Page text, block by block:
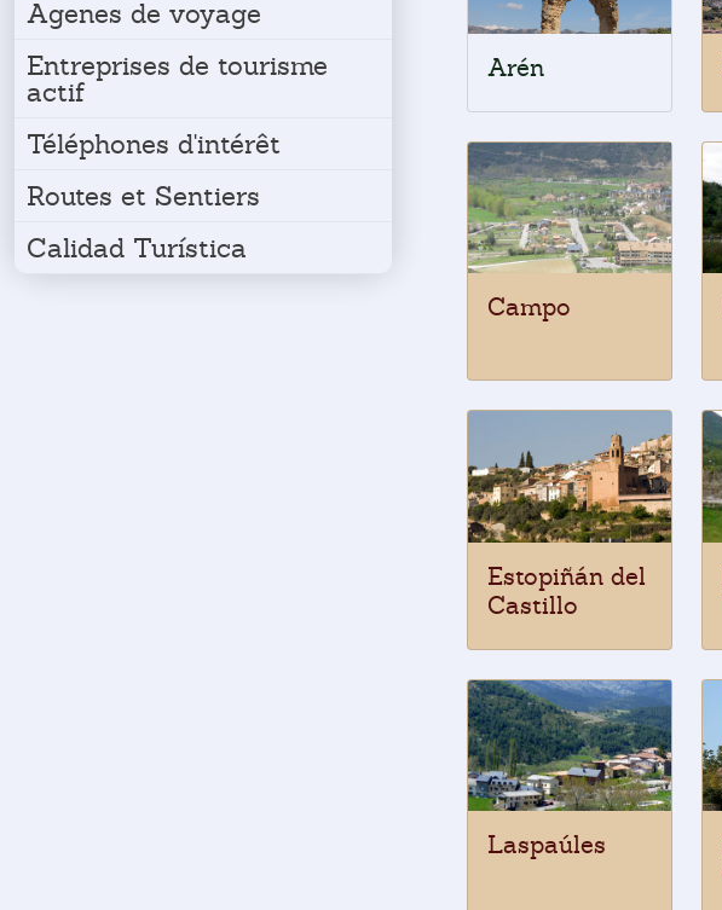
Agenes de voyage
Entreprises de tourisme
actif
Téléphones d'intérêt
Routes et Sentiers
Calidad Turística
Arén
Campo
Estopiñán del
Castillo
Laspaúles